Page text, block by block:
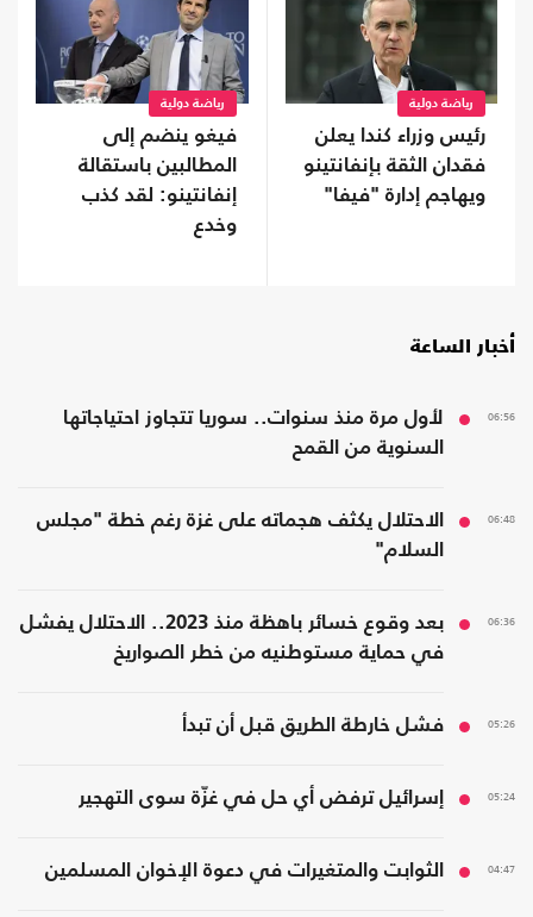
رياضة دولية
رئيس وزراء كندا يعلن
فقدان الثقة بإنفانتينو
ويهاجم إدارة "فيفا"
رياضة دولية
فيغو ينضم إلى
المطالبين باستقالة
إنفانتينو: لقد كذب
وخدع
أخبار الساعة
06:56
لأول مرة منذ سنوات.. سوريا تتجاوز احتياجاتها
السنوية من القمح
06:48
الاحتلال يكثف هجماته على غزة رغم خطة "مجلس
السلام"
06:36
بعد وقوع خسائر باهظة منذ 2023.. الاحتلال يفشل
في حماية مستوطنيه من خطر الصواريخ
05:26 فشل خارطة الطريق قبل أن تبدأ
05:24 إسرائيل ترفض أي حل في غزّة سوى التهجير
04:47 الثوابت والمتغيرات في دعوة الإخوان المسلمين